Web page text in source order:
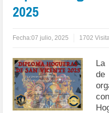
2025
Fecha:07 julio, 2025 1702
La
de